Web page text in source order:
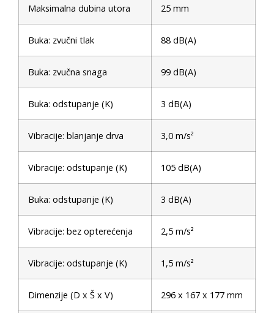
Maksimalna dubina utora 25 mm
Buka: zvučni tlak 88 dB(A)
Buka: zvučna snaga 99 dB(A)
Buka: odstupanje (K) 3 dB(A)
Vibracije: blanjanje drva 3,0 m/s²
Vibracije: odstupanje (K) 105 dB(A)
Buka: odstupanje (K) 3 dB(A)
Vibracije: bez opterećenja 2,5 m/s²
Vibracije: odstupanje (K) 1,5 m/s²
Dimenzije (D x Š x V) 296 x 167 x 177 mm